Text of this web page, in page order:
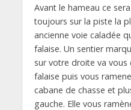
Avant le hameau ce
toujours sur la piste la
ancienne voie caladée
falaise. Un sentier
sur votre droite va
falaise puis vous
cabane de chasse et
gauche. Elle vous